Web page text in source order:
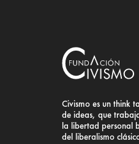
Civismo es un think
de ideas, que
la libertad personal
del liberalismo